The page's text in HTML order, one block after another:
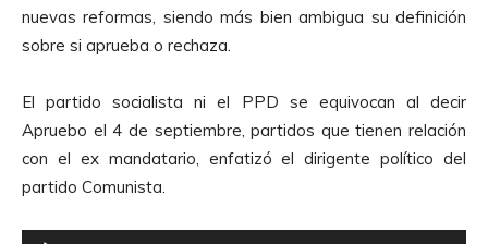
nuevas reformas, siendo más bien ambigua su definición
sobre si aprueba o rechaza.
El partido socialista ni el PPD se equivocan al decir
Apruebo el 4 de septiembre, partidos que tienen relación
con el ex mandatario, enfatizó el dirigente político del
partido Comunista.